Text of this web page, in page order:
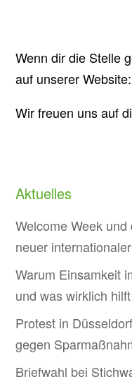
Wenn dir die Stelle
auf unserer
Wir freuen uns auf
Aktuelles
Welcome Week
neuer
Warum Einsamkeit
und was wirklich hilft
Protest in
gegen
Briefwahl bei